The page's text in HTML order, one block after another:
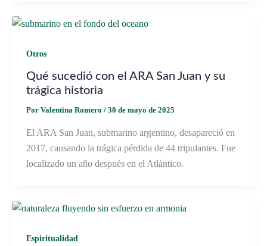
Otros
Qué sucedió con el ARA San Juan y su
trágica historia
Por Valentina Romero / 30 de mayo de 2025
El ARA San Juan, submarino argentino, desapareció en
2017, causando la trágica pérdida de 44 tripulantes. Fue
localizado un año después en el Atlántico.
Espiritualidad